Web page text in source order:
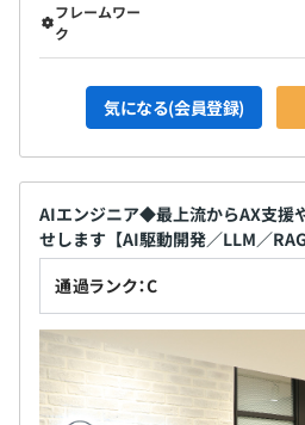
フレームワー
ク
気になる(会員登録)
AIエンジニア◆最上流からAX支援
せします【AI駆動開発／LLM／RAG
通過ランク：C